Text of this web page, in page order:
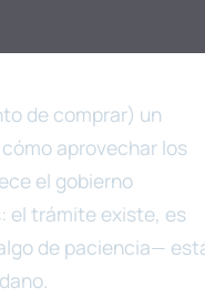
de comprar) un
aprovechar los
el gobierno
el trámite existe, es
de paciencia—